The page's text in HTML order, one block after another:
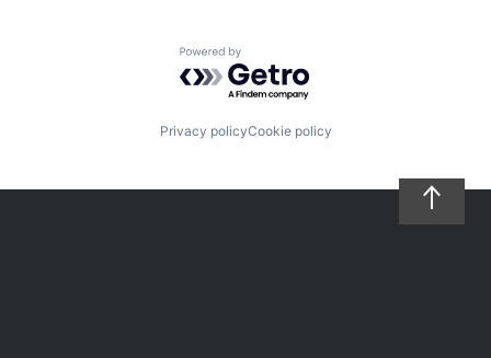
Powered by Getro.com
Privacy policyCookie policy